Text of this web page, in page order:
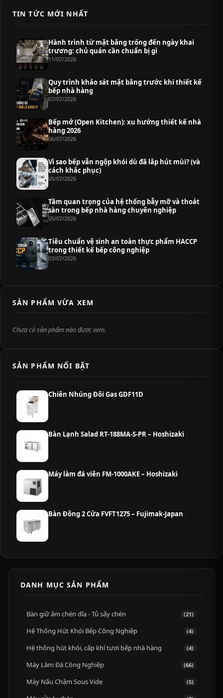
TIN TỨC MỚI NHẤT
Hành trình từ mặt bằng trống đến ngày khai
trương: chủ quán cần chuẩn bị gì
11/07/2026
Quy trình khảo sát mặt bằng trước khi thiết kế
bếp nhà hàng
07/07/2026
Bếp mở (Open Kitchen): xu hướng thiết kế nhà
hàng 2026
06/07/2026
Vì sao bếp vẫn ngộp khói dù đã lắp hút mùi? (và
cách khắc phục)
05/07/2026
Tầm quan trọng của hệ thống bẫy mỡ và thoát
sàn trong bếp nhà hàng chuyên nghiệp
05/07/2026
Tiêu chuẩn vệ sinh an toàn thực phẩm HACCP
trong thiết kế bếp công nghiệp
03/07/2026
SẢN PHẨM VỪA XEM
Chưa có sản phẩm nào được xem.
SẢN PHẨM NỔI BẬT
Chiên Nhúng Đôi Gas GDF11D
Bàn Lạnh Salad RT-188MA-S-PR – Hoshizaki
Máy làm đá viên FM-1000AKE – Hoshizaki
Bàn Đông 2 Cửa FVFT1275 – Fujimak-Japan
DANH MỤC SẢN PHẨM
Bàn giữ ấm chén dĩa - Tủ sấy chén (21)
Hệ Thống Hút Khói Bếp Công Nghiệp (4)
Hệ thống hút khói, cấp khí tươi bếp nhà hàng (4)
Máy Làm Đá Công Nghiệp (66)
Máy Nấu Chậm Sous Vide (5)